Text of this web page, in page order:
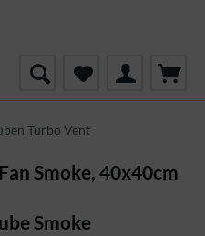
Turbo Vent
Smoke, 40x40cm
Smoke